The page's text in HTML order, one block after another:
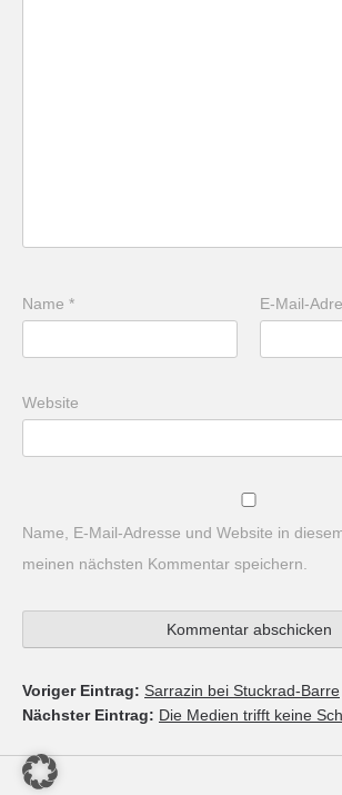
Name * E-Mail-
Website
Name, E-Mail-Adresse und Website in
meinen nächsten Kommentar speichern.
Voriger Eintrag: Sarrazin bei Stuckrad-Barre
Nächster Eintrag: Die Medien trifft keine